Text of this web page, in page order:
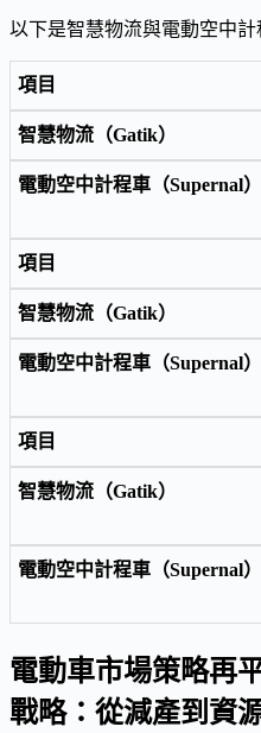
以下是智慧物流與電動空中計
電動車市場策略再
戰略：從減產到資